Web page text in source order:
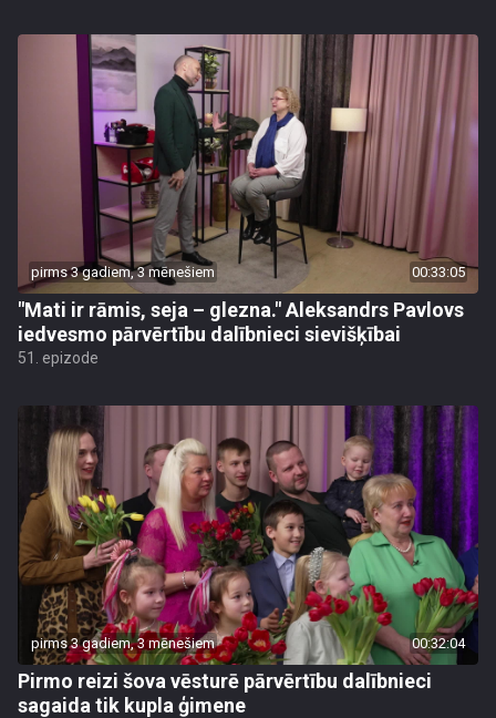
pirms 3 gadiem, 3 mēnešiem 00:33:05
"Mati ir rāmis, seja – glezna." Aleksandrs Pavlovs
iedvesmo pārvērtību dalībnieci sievišķībai
51. epizode
pirms 3 gadiem, 3 mēnešiem 00:32:04
Pirmo reizi šova vēsturē pārvērtību dalībnieci
sagaida tik kupla ģimene